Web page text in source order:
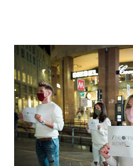
sicurezza per la salute di
in co-realizzazione tra
e Cooperativa Muse Solidali
balletti vedono il sostegno di
del MiBACT. CALENDARIO
ore 20 GRAN GALA’ 25
19 DICEMBRE - ore 20